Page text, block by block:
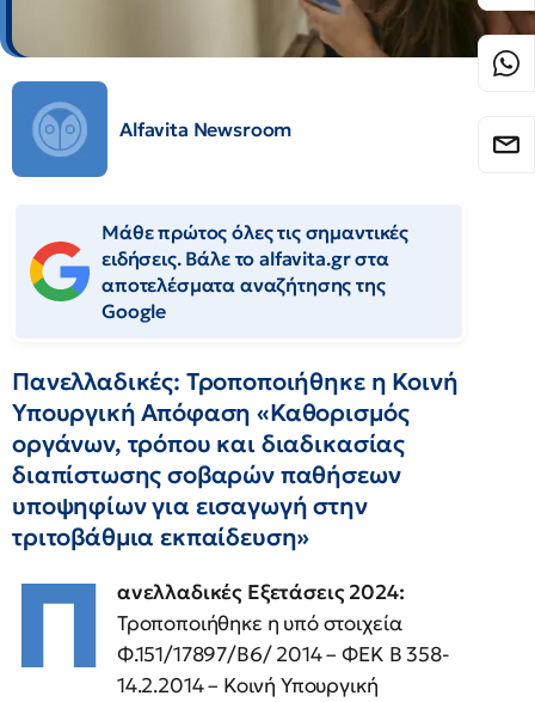
Alfavita Newsroom
Μάθε πρώτος όλες τις σημαντικές
ειδήσεις. Βάλε το alfavita.gr στα
αποτελέσματα αναζήτησης της
Google
Πανελλαδικές: Τροποποιήθηκε η Κοινή
Υπουργική Απόφαση «Καθορισμός
οργάνων, τρόπου και διαδικασίας
διαπίστωσης σοβαρών παθήσεων
υποψηφίων για εισαγωγή στην
τριτοβάθμια εκπαίδευση»
Π
ανελλαδικές Εξετάσεις 2024:
Τροποποιήθηκε η υπό στοιχεία
Φ.151/17897/Β6/ 2014 – ΦΕΚ Β 358-
14.2.2014 – Κοινή Υπουργική